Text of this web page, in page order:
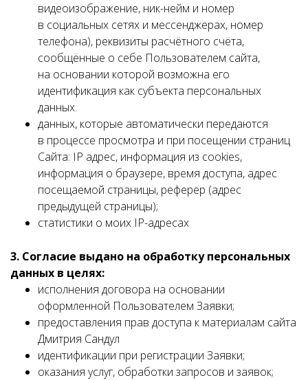
видеоизображение, ник-нейм и номер
в социальных сетях и мессенджерах, номер
телефона), реквизиты расчётного счёта,
сообщённые о себе Пользователем сайта,
на основании которой возможна его
идентификация как субъекта персональных
данных.
данных, которые автоматически передаются
в процессе просмотра и при посещении страниц
Сайта: IP адрес, информация из cookies,
информация о браузере, время доступа, адрес
посещаемой страницы, реферер (адрес
предыдущей страницы);
статистики о моих IP-адресах
3. Согласие выдано на обработку персональных
данных в целях:
исполнения договора на основании
оформленной Пользователем Заявки;
предоставления прав доступа к материалам сайта
Дмитрия Сандул
идентификации при регистрации Заявки;
оказания услуг, обработки запросов и заявок;